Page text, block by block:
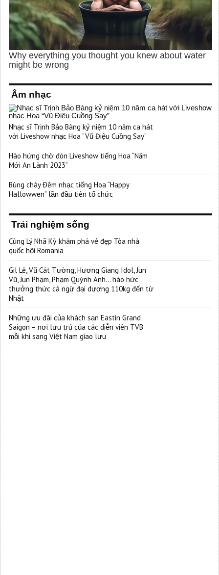
Âm nhạc
Nhạc sĩ Trịnh Bảo Bàng kỷ niệm 10 năm ca hát
với Liveshow nhạc Hoa “Vũ Điệu Cuồng Say”
Hào hứng chờ đón Liveshow tiếng Hoa “Năm
Mới An Lành 2023”
Bùng cháy Đêm nhạc tiếng Hoa “Happy
Hallowwen” lần đầu tiên tổ chức
Trải nghiệm sống
Cùng Lý Nhã Kỳ khám phá vẻ đẹp Tòa nhà
quốc hội Romania
Gil Lê, Vũ Cát Tường, Hương Giang Idol, Jun
Vũ, Jun Phạm, Phạm Quỳnh Anh… háo hức
thưởng thức cá ngừ đại dương 110kg đến từ
Nhật
Những ưu đãi của khách sạn Eastin Grand
Saigon – nơi lưu trú của các diễn viên TVB
mỗi khi sang Việt Nam giao lưu